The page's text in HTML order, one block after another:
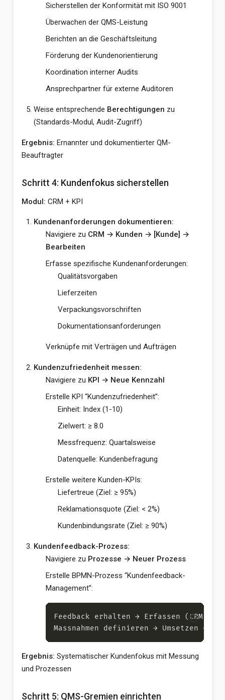
Sicherstellen der Konformität mit ISO 9001
Überwachen der QMS-Leistung
Berichten an die Geschäftsleitung
Förderung der Kundenorientierung
Koordination interner Audits
Ansprechpartner für externe Auditoren
Weise entsprechende Berechtigungen zu
(Standards-Modul, Audit-Zugriff)
Ergebnis: Ernannter und dokumentierter QM-
Beauftragter
Schritt 4: Kundenfokus sicherstellen
Modul: CRM + KPI
Kundenanforderungen dokumentieren:
Navigiere zu CRM → Kunden → [Kunde] →
Bearbeiten
Erfasse spezifische Kundenanforderungen:
Qualitätsvorgaben
Lieferzeiten
Verpackungsvorschriften
Dokumentationsanforderungen
Verknüpfe mit Verträgen und Aufträgen
Kundenzufriedenheit messen:
Navigiere zu KPI → Neue Kennzahl
Erstelle KPI “Kundenzufriedenheit”:
Einheit: Index (1-10)
Zielwert: ≥ 8.0
Messfrequenz: Quartalsweise
Datenquelle: Kundenbefragung
Erstelle weitere Kunden-KPIs:
Liefertreue (Ziel: ≥ 95%)
Reklamationsquote (Ziel: < 2%)
Kundenbindungsrate (Ziel: ≥ 90%)
Kundenfeedback-Prozess:
Navigiere zu Prozesse → Neuer Prozess
Erstelle BPMN-Prozess “Kundenfeedback-
Management”:
content_copy
Ergebnis: Systematischer Kundenfokus mit Messung
und Prozessen
Schritt 5: QMS-Gremien einrichten